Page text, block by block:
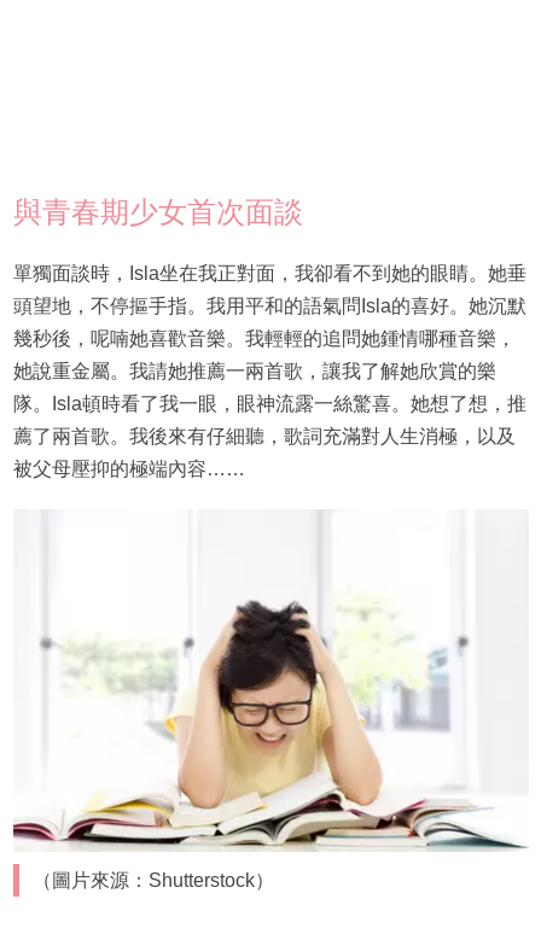
與青春期少女首次面談
單獨面談時，Isla坐在我正對面，我卻看不到她的眼睛。她垂
頭望地，不停摳手指。我用平和的語氣問Isla的喜好。她沉默
幾秒後，呢喃她喜歡音樂。我輕輕的追問她鍾情哪種音樂，
她說重金屬。我請她推薦一兩首歌，讓我了解她欣賞的樂
隊。Isla頓時看了我一眼，眼神流露一絲驚喜。她想了想，推
薦了兩首歌。我後來有仔細聽，歌詞充滿對人生消極，以及
被父母壓抑的極端內容……
（圖片來源：Shutterstock）